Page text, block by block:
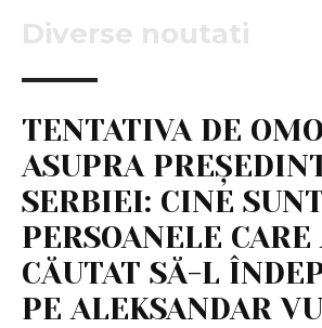
Diverse noutati
TENTATIVA DE
ASUPRA
SERBIEI: CINE
PERSOANELE CARE
CĂUTAT SĂ-L
PE ALEKSANDAR